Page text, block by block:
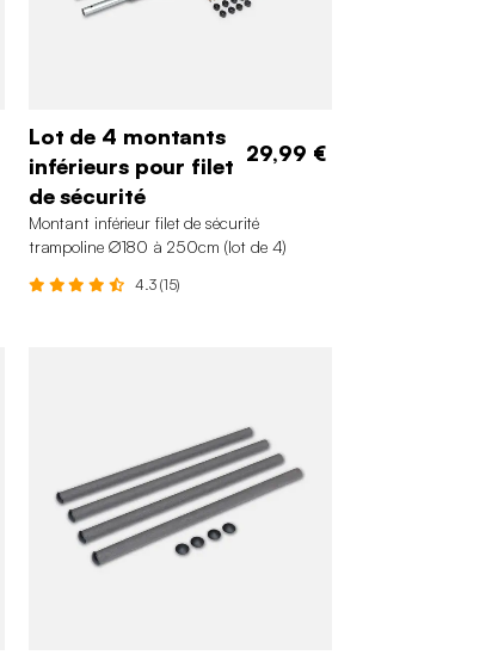
Lot de 4 montants
inférieurs pour filet
de sécurité
29,99 €
Montant inférieur filet de sécurité
trampoline ∅180 à 250cm (lot de 4)
4.3 (15)